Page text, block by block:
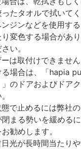
たタオルで拭いてく
ジンなどを使用す
変色する場合があ
い。
は取付けできませ
る場合は、「hapia
のドアおよびドア
で止めるには弊社
まる勢いを緩める
勧めします。
光が長時間当たりや